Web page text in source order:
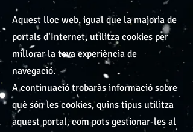
Aquest lloc web, igual que la majoria de
portals d’Internet, utilitza cookies per
millorar la teva experiència de
navegació.
A continuació trobaràs informació sobre
què són les cookies, quins tipus utilitza
aquest portal, com pots gestionar-les al